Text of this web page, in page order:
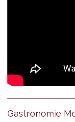
Gastronomie